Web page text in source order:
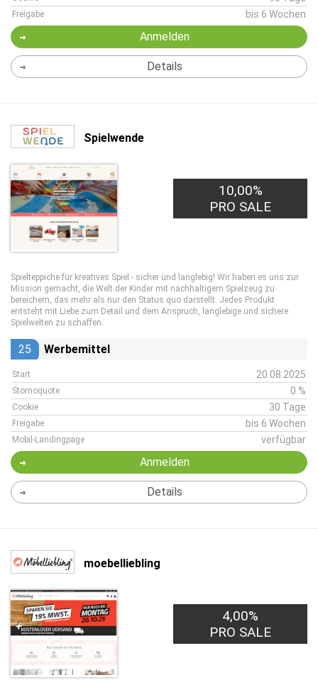
Freigabe bis 6 Wochen
Anmelden
Details
Spielwende
10,00%
PRO SALE
Spielteppiche für kreatives Spiel - sicher und langlebig! Wir haben es uns zur
Mission gemacht, die Welt der Kinder mit nachhaltigem Spielzeug zu
bereichern, das mehr als nur den Status quo darstellt. Jedes Produkt
entsteht mit Liebe zum Detail und dem Anspruch, langlebige und sichere
Spielwelten zu schaffen.
25 Werbemittel
Start 20.08.2025
Stornoquote 0 %
Cookie 30 Tage
Freigabe bis 6 Wochen
Mobil-Landingpage verfügbar
Anmelden
Details
moebelliebling
4,00%
PRO SALE